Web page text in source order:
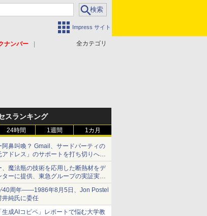
Impress サイト
全カテゴリ
ナンバー
スランキング
24時間 1週間 1カ月
阿鼻叫喚？ Gmail、サードパーティの
アドレス」のサポートを打ち切りへ
まWatch】
、魔法瓶の技術を応用した断熱材をデ
ターに提供、東急グループの実証実験
ンレス密封真空断熱パネル TIVIP」
40周年――1986年8月5日、Jon Postel
井純氏に委任
生成AIコピペ」レポートで悩む大学教